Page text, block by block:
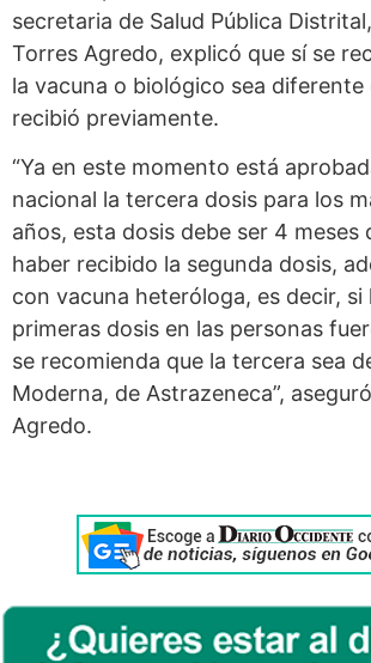
secretaria de Salud Pública
Torres Agredo, explicó que sí se
la vacuna o biológico sea diferente
recibió previamente.
“Ya en este momento está
nacional la tercera dosis para los
años, esta dosis debe ser 4 meses
haber recibido la segunda dosis,
con vacuna heteróloga, es decir, si
primeras dosis en las personas
se recomienda que la tercera sea
Moderna, de Astrazeneca”,
Agredo.